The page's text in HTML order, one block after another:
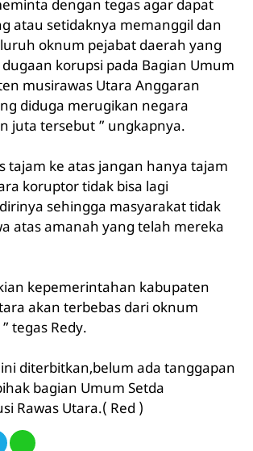
dengan tegas agar dapat
atau setidaknya memanggil dan
oknum pejabat daerah yang
korupsi pada Bagian Umum
musirawas Utara Anggaran
diduga merugikan negara
juta tersebut ” ungkapnya.
tajam ke atas jangan hanya tajam
koruptor tidak bisa lagi
sehingga masyarakat tidak
atas amanah yang telah mereka
kepemerintahan kabupaten
akan terbebas dari oknum
tegas Redy.
diterbitkan,belum ada tanggapan
bagian Umum Setda
Rawas Utara.( Red )